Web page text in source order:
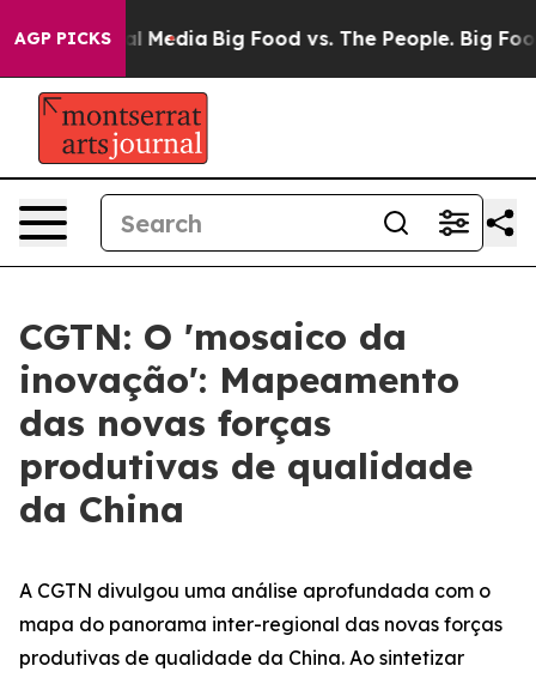
AGP PICKS
Social Media Big Food vs. The People. Big Food’s
CGTN: O 'mosaico da
inovação': Mapeamento
das novas forças
produtivas de qualidade
da China
A CGTN divulgou uma análise aprofundada com o
mapa do panorama inter-regional das novas forças
produtivas de qualidade da China. Ao sintetizar